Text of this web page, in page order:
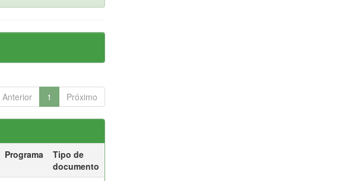
Anterior 1 Próximo
Programa
Tipo de
documento